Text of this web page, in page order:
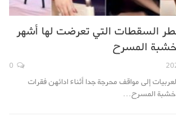
السقطات التي تعرضت لها أشهر
المسرح
إلى مواقف محرجة جدا أثناء ادائهن فقرات
خشبة المسرح…